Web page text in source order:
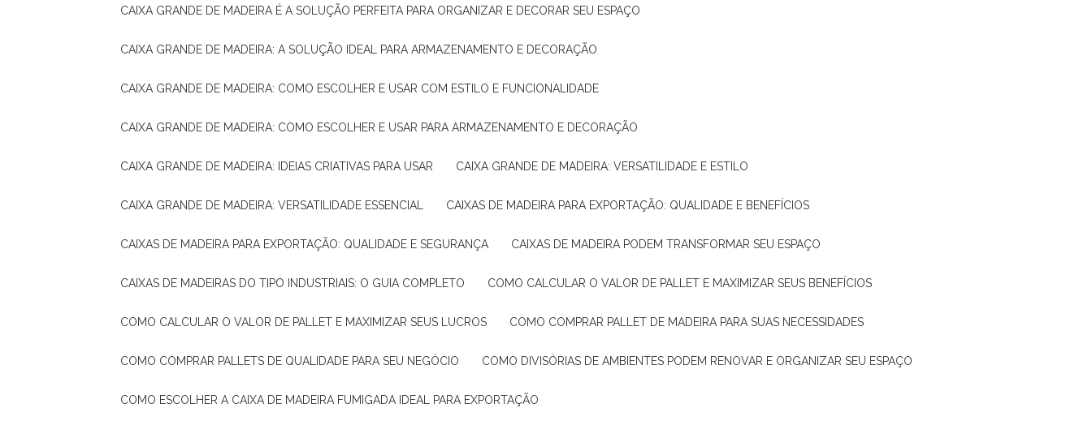
CAIXA GRANDE DE MADEIRA É A SOLUÇÃO PERFEITA PARA ORGANIZAR E DECORAR SEU ESPAÇO
CAIXA GRANDE DE MADEIRA: A SOLUÇÃO IDEAL PARA ARMAZENAMENTO E DECORAÇÃO
CAIXA GRANDE DE MADEIRA: COMO ESCOLHER E USAR COM ESTILO E FUNCIONALIDADE
CAIXA GRANDE DE MADEIRA: COMO ESCOLHER E USAR PARA ARMAZENAMENTO E DECORAÇÃO
CAIXA GRANDE DE MADEIRA: IDEIAS CRIATIVAS PARA USAR CAIXA GRANDE DE MADEIRA: VERSATILIDADE E ESTILO
CAIXA GRANDE DE MADEIRA: VERSATILIDADE ESSENCIAL CAIXAS DE MADEIRA PARA EXPORTAÇÃO: QUALIDADE E BENEFÍCIOS
CAIXAS DE MADEIRA PARA EXPORTAÇÃO: QUALIDADE E SEGURANÇA CAIXAS DE MADEIRA PODEM TRANSFORMAR SEU ESPAÇO
CAIXAS DE MADEIRAS DO TIPO INDUSTRIAIS: O GUIA COMPLETO COMO CALCULAR O VALOR DE PALLET E MAXIMIZAR SEUS BENEFÍCIOS
COMO CALCULAR O VALOR DE PALLET E MAXIMIZAR SEUS LUCROS COMO COMPRAR PALLET DE MADEIRA PARA SUAS NECESSIDADES
COMO COMPRAR PALLETS DE QUALIDADE PARA SEU NEGÓCIO COMO DIVISÓRIAS DE AMBIENTES PODEM RENOVAR E ORGANIZAR SEU ESPAÇO
COMO ESCOLHER A CAIXA DE MADEIRA FUMIGADA IDEAL PARA EXPORTAÇÃO